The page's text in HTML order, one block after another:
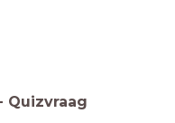
Quizvraag